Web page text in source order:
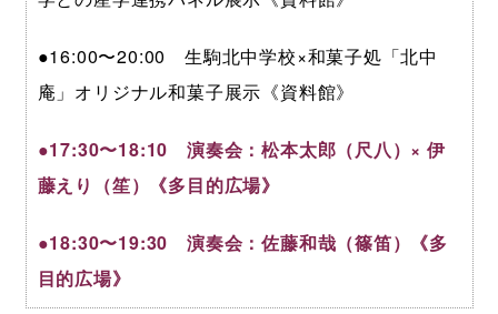
●16:00〜20:00 生駒北中学校×和菓子処「北中
庵」オリジナル和菓子展示《資料館》
●17:30〜18:10 演奏会：松本太郎（尺八）× 伊
藤えり（笙）《多目的広場》
●18:30〜19:30 演奏会：佐藤和哉（篠笛）《多
目的広場》